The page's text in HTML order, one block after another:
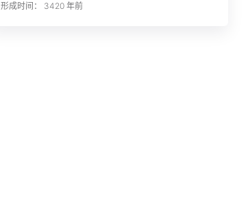
形成时间： 3420 年前